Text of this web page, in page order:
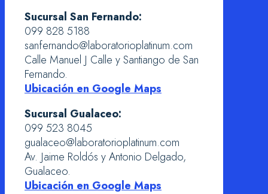
Sucursal San Fernando:
099 828 5188
sanfernando@laboratorioplatinum.com
Calle Manuel J Calle y Santiango de San
Fernando.
Ubicación en Google Maps
Sucursal Gualaceo:
099 523 8045
gualaceo@laboratorioplatinum.com
Av. Jaime Roldós y Antonio Delgado,
Gualaceo.
Ubicación en Google Maps